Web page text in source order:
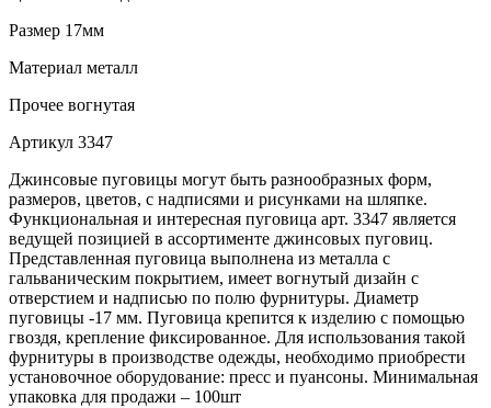
Размер 17мм
Материал металл
Прочее вогнутая
Артикул 3347
Джинсовые пуговицы могут быть разнообразных форм,
размеров, цветов, с надписями и рисунками на шляпке.
Функциональная и интересная пуговица арт. 3347 является
ведущей позицией в ассортименте джинсовых пуговиц.
Представленная пуговица выполнена из металла с
гальваническим покрытием, имеет вогнутый дизайн с
отверстием и надписью по полю фурнитуры. Диаметр
пуговицы -17 мм. Пуговица крепится к изделию с помощью
гвоздя, крепление фиксированное. Для использования такой
фурнитуры в производстве одежды, необходимо приобрести
установочное оборудование: пресс и пуансоны. Минимальная
упаковка для продажи – 100шт